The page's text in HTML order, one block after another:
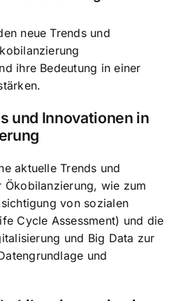
neue Trends und
ihre Bedeutung in einer
und Innovationen in
aktuelle Trends und
Ökobilanzierung, wie zum
von sozialen
Cycle Assessment) und die
und Big Data zur
und